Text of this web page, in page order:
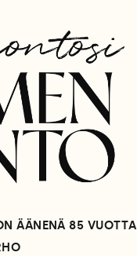
ÄÄNENÄ 85 VUOTTA